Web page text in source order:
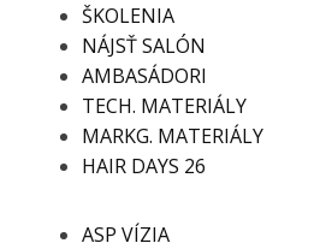
ŠKOLENIA
NÁJSŤ SALÓN
AMBASÁDORI
TECH. MATERIÁLY
MARKG. MATERIÁLY
HAIR DAYS 26
ASP VÍZIA